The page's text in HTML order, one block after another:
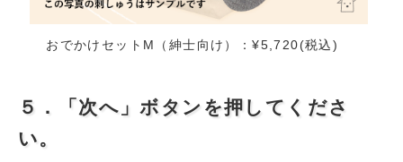
おでかけセットM（紳士向け）：¥5,720(税込)
５．「次へ」ボタンを押してくださ
い。